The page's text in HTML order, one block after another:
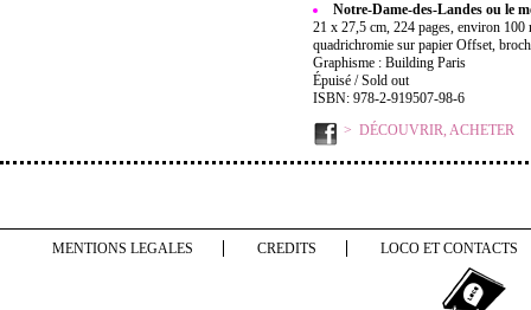
Notre-Dame-des-Landes ou le
21 x 27,5 cm, 224 pages, environ
quadrichromie sur papier Offset,
Graphisme : Building Paris
Épuisé / Sold out
ISBN: 978-2-919507-98-6
DÉCOUVRIR, ACHETER
MENTIONS LEGALES CREDITS LOCO ET CONTACTS